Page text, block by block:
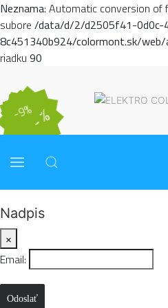
Neznama: Automatic conversion of
subore /data/d/2/d2505f41-0d0c-
8c451340b924/colormont.sk/
riadku 90
Nadpis
×
Email:
Odoslať
-13%
-15%
-10%
-7%
-12%
-14%
-9%